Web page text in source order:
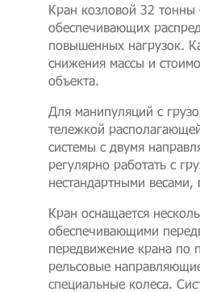
Кран козловой 32 тонны
обеспечивающих
повышенных нагрузок.
снижения массы и
объекта.
Для манипуляций с
тележкой
системы с двумя
регулярно работать с
нестандартными весами,
Кран оснащается
обеспечивающими
передвижение крана по
рельсовые
специальные колеса.